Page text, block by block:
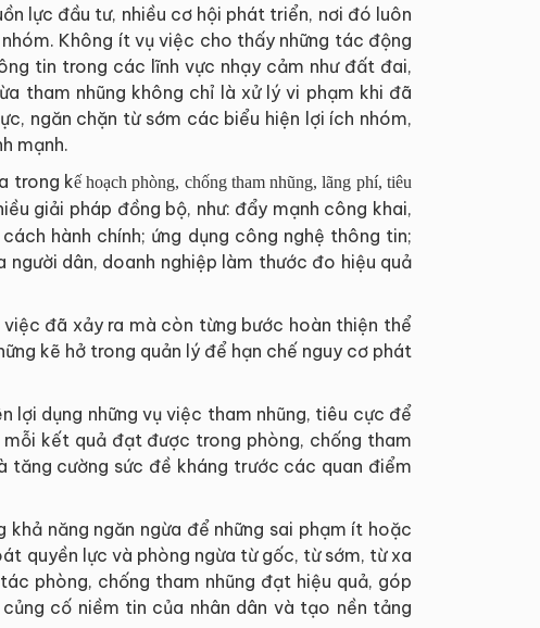
lực đầu tư, nhiều cơ hội phát triển, nơi đó luôn
Không ít vụ việc cho thấy những tác động
tin trong các lĩnh vực nhạy cảm như đất đai,
tham nhũng không chỉ là xử lý vi phạm khi đã
ngăn chặn từ sớm các biểu hiện lợi ích nhóm,
mạnh.
trong kế hoạch phòng, chống tham nhũng, lãng phí, tiêu
giải pháp đồng bộ, như: đẩy mạnh công khai,
hành chính; ứng dụng công nghệ thông tin;
dân, doanh nghiệp làm thước đo hiệu quả
đã xảy ra mà còn từng bước hoàn thiện thể
kẽ hở trong quản lý để hạn chế nguy cơ phát
lợi dụng những vụ việc tham nhũng, tiêu cực để
kết quả đạt được trong phòng, chống tham
tăng cường sức đề kháng trước các quan điểm
năng ngăn ngừa để những sai phạm ít hoặc
quyền lực và phòng ngừa từ gốc, từ sớm, từ xa
phòng, chống tham nhũng đạt hiệu quả, góp
cố niềm tin của nhân dân và tạo nền tảng